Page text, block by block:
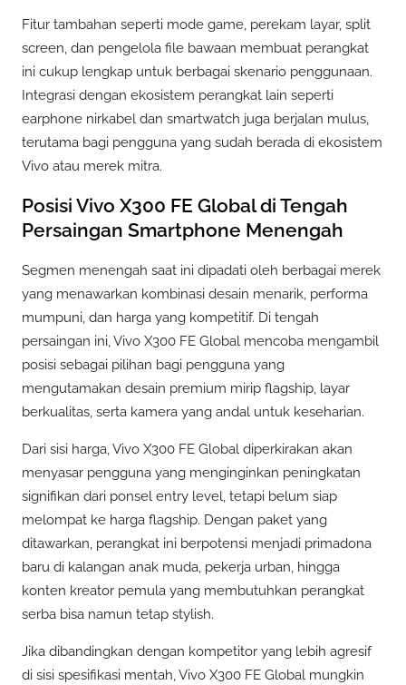
Fitur tambahan seperti mode game, perekam layar, split
screen, dan pengelola file bawaan membuat perangkat
ini cukup lengkap untuk berbagai skenario penggunaan.
Integrasi dengan ekosistem perangkat lain seperti
earphone nirkabel dan smartwatch juga berjalan mulus,
terutama bagi pengguna yang sudah berada di ekosistem
Vivo atau merek mitra.
Posisi Vivo X300 FE Global di Tengah
Persaingan Smartphone Menengah
Segmen menengah saat ini dipadati oleh berbagai merek
yang menawarkan kombinasi desain menarik, performa
mumpuni, dan harga yang kompetitif. Di tengah
persaingan ini, Vivo X300 FE Global mencoba mengambil
posisi sebagai pilihan bagi pengguna yang
mengutamakan desain premium mirip flagship, layar
berkualitas, serta kamera yang andal untuk keseharian.
Dari sisi harga, Vivo X300 FE Global diperkirakan akan
menyasar pengguna yang menginginkan peningkatan
signifikan dari ponsel entry level, tetapi belum siap
melompat ke harga flagship. Dengan paket yang
ditawarkan, perangkat ini berpotensi menjadi primadona
baru di kalangan anak muda, pekerja urban, hingga
konten kreator pemula yang membutuhkan perangkat
serba bisa namun tetap stylish.
Jika dibandingkan dengan kompetitor yang lebih agresif
di sisi spesifikasi mentah, Vivo X300 FE Global mungkin